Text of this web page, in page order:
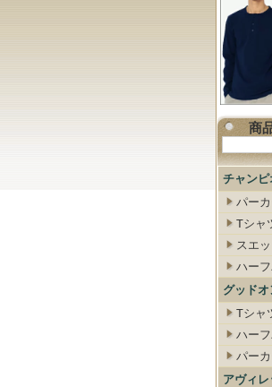
商
チャン
パー
Tシャ
スエ
ハー
グッドオ
Tシャ
ハー
パー
アヴィ